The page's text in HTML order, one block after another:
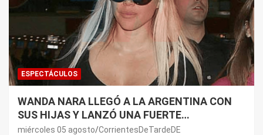
ESPECTÁCULOS
WANDA NARA LLEGÓ A LA ARGENTINA CON
SUS HIJAS Y LANZÓ UNA FUERTE
PREMONICIÓN SOBRE MAURO ICARDI
miércoles 05 agosto CorrientesDeTardeDE